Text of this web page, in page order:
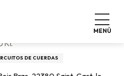
MENÚ
DE CUERDAS